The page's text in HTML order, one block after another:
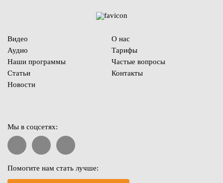
Видео
Аудио
Наши программы
Статьи
Новости
О нас
Тарифы
Частые вопросы
Контакты
Мы в соцсетях:
Помогите нам стать лучше: